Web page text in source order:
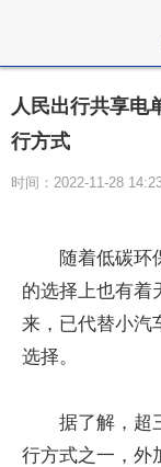
人民出行共享电
行方式
时间：2022-11-28
随着低碳环
的选择上也有着
来，已代替小汽
选择。
据了解，超
行方式之一，外